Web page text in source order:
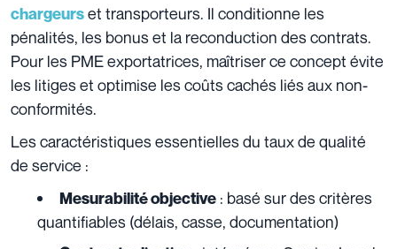
chargeurset transporteurs. Il conditionne les
pénalités, les bonus et la reconduction des contrats.
Pour les PME exportatrices, maîtriser ce concept évite
les litiges et optimise les coûts cachés liés aux non-
conformités.
Les caractéristiques essentielles du taux de qualité
de service :
Mesurabilité objective : basé sur des critères
quantifiables (délais, casse, documentation)